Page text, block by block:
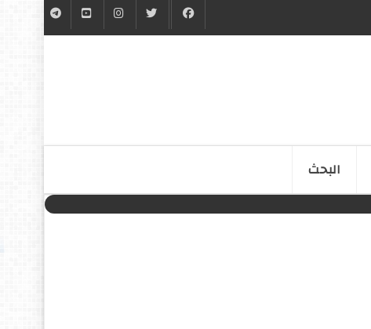
البحث